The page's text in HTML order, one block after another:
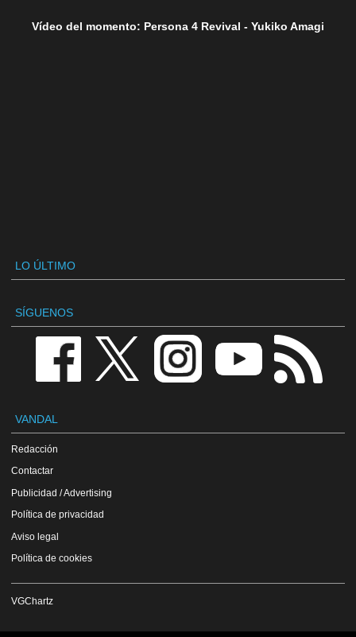
Vídeo del momento: Persona 4 Revival - Yukiko Amagi
LO ÚLTIMO
SÍGUENOS
VANDAL
Redacción
Contactar
Publicidad / Advertising
Política de privacidad
Aviso legal
Política de cookies
VGChartz